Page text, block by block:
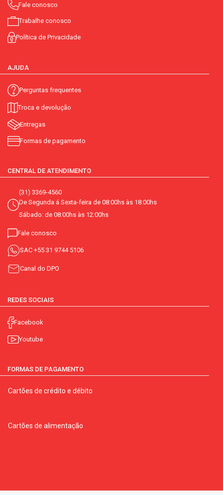
Fale conosco
Trabalhe conosco
Política de Privacidade
AJUDA
Perguntas frequentes
Troca e devolução
Entregas
Formas de pagamento
CENTRAL DE ATENDIMENTO
(31) 3369-4560
De Segunda á Sexta-feira de 08:00hs às 18:00hs
Sábado: de 08:00hs às 12:00hs
Fale conosco
SAC +55 31 9744 5106
Canal do DPO
REDES SOCIAIS
Facebook
Youtube
FORMAS DE PAGAMENTO
Cartões de crédito e débito
Cartões de alimentação